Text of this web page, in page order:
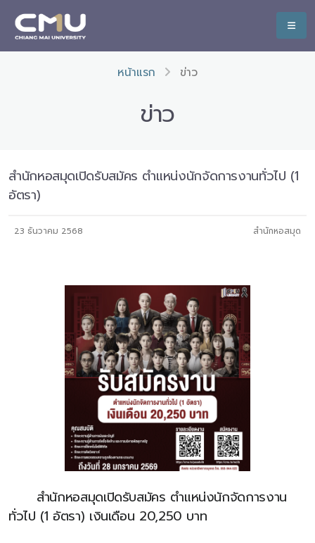
หน้าแรก ข่าว
ข่าว
สำนักหอสมุดเปิดรับสมัคร ตำแหน่งนักจัดการงานทั่วไป (1
อัตรา)
23 ธันวาคม 2568 สำนักหอสมุด
สำนักหอสมุดเปิดรับสมัคร ตำแหน่งนักจัดการงาน
ทั่วไป (1 อัตรา) เงินเดือน 20,250 บาท